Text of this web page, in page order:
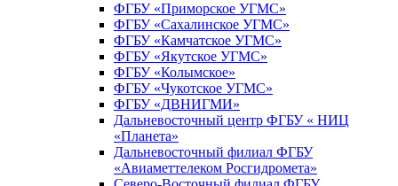
ФГБУ «Приморское УГМС»
ФГБУ «Сахалинское УГМС»
ФГБУ «Камчатское УГМС»
ФГБУ «Якутское УГМС»
ФГБУ «Колымское»
ФГБУ «Чукотское УГМС»
ФГБУ «ДВНИГМИ»
Дальневосточный центр ФГБУ « НИЦ
«Планета»
Дальневосточный филиал ФГБУ
«Авиаметтелеком Росгидромета»